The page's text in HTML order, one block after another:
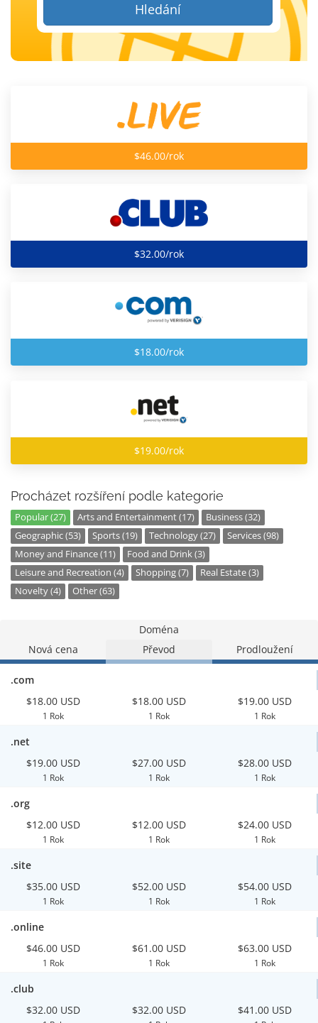
Hledání
$46.00/rok
$32.00/rok
$18.00/rok
$19.00/rok
Procházet rozšíření podle kategorie
Popular (27) Arts and Entertainment (17)
Business (32)
Geographic (53)
Sports (19) Technology (27)
Services (98)
Money and Finance (11)
Food and Drink (3)
Leisure and Recreation (4)
Shopping (7)
Real Estate (3)
Novelty (4)
Other (63)
Doména
Nová cena
Převod Prodloužení
.com
$18.00 USD
1 Rok
$18.00 USD
1 Rok
$19.00 USD
1 Rok
.net
$19.00 USD
1 Rok
$27.00 USD
1 Rok
$28.00 USD
1 Rok
.org
$12.00 USD
1 Rok
$12.00 USD
1 Rok
$24.00 USD
1 Rok
.site
$35.00 USD
1 Rok
$52.00 USD
1 Rok
$54.00 USD
1 Rok
.online
$46.00 USD
1 Rok
$61.00 USD
1 Rok
$63.00 USD
1 Rok
.club
$32.00 USD
$32.00 USD $41.00 USD